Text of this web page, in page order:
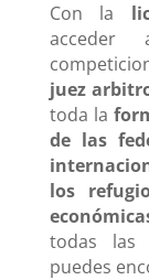
Con la
juez
toda la
de las
los
todas
puedes